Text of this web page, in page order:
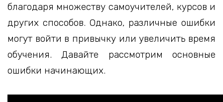
благодаря множеству самоучителей, курсов и
других способов. Однако, различные ошибки
могут войти в привычку или увеличить время
обучения. Давайте рассмотрим основные
ошибки начинающих.